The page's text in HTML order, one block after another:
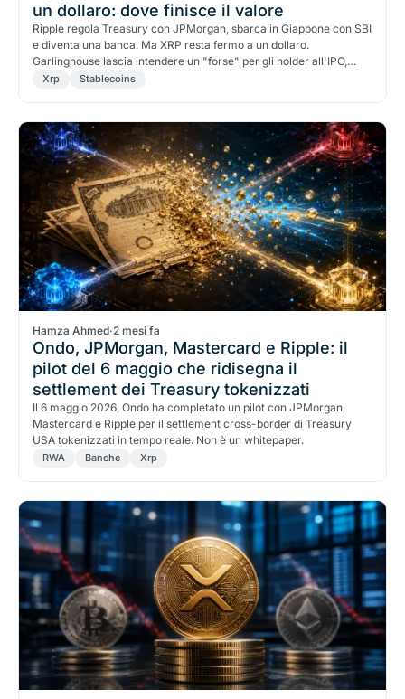
un dollaro: dove finisce il valore
Ripple regola Treasury con JPMorgan, sbarca in Giappone con SBI
e diventa una banca. Ma XRP resta fermo a un dollaro.
Garlinghouse lascia intendere un "forse" per gli holder all'IPO,
mentre il valore vero finisce a RLUSD e al ledger. Ecco perché.
Xrp Stablecoins
Hamza Ahmed·2 mesi fa
Ondo, JPMorgan, Mastercard e Ripple: il
pilot del 6 maggio che ridisegna il
settlement dei Treasury tokenizzati
Il 6 maggio 2026, Ondo ha completato un pilot con JPMorgan,
Mastercard e Ripple per il settlement cross-border di Treasury
USA tokenizzati in tempo reale. Non è un whitepaper.
RWA Banche Xrp